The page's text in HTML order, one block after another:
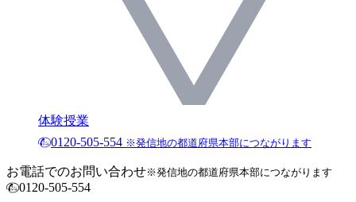
体験授業
0120-505-554 ※発信地の都道府県本部につながります
お電話でのお問い合わせ※発信地の都道府県本部につながります
0120-505-554